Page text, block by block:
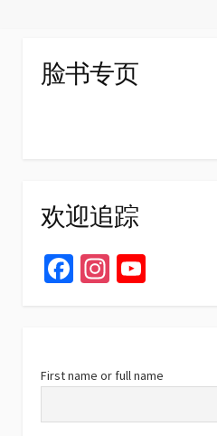
脸书专页
欢迎追踪
Fa
o
k
In
m b
e
First name or full name